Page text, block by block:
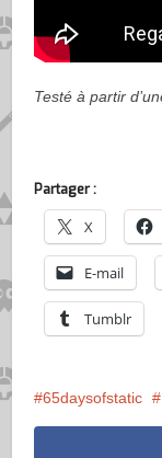
Testé à partir
Partager :
X
E-mail
Tumblr
65daysofstatic